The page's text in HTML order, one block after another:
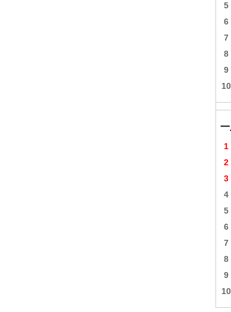
5
6
7
8
9
10
1
2
3
4
5
6
7
8
9
10